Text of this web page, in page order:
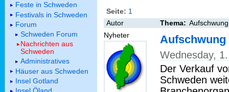
Seite: 1
Autor
Thema:
Nyheter
Wednesday,
Der Verkauf
Schweden
Feste in Schweden
Festivals in Schweden
Forum
Schweden Forum
Nachrichten aus
Schweden
Administratives
Häuser aus Schweden
Insel Gotland